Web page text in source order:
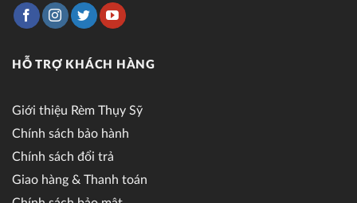
HỖ TRỢ KHÁCH HÀNG
Giới thiệu Rèm Thụy Sỹ
Chính sách bảo hành
Chính sách đổi trả
Giao hàng & Thanh toán